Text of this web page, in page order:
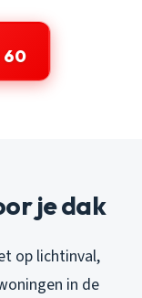
60
je dak
op lichtinval,
in de